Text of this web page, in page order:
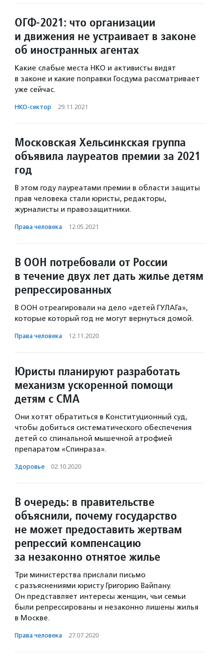
ОГФ-2021: что организации
и движения не устраивает в законе
об иностранных агентах
Какие слабые места НКО и активисты видят
в законе и какие поправки Госдума рассматривает
уже сейчас.
НКО-сектор · 29.11.2021
Московская Хельсинкская группа
объявила лауреатов премии за 2021
год
В этом году лауреатами премии в области защиты
прав человека стали юристы, редакторы,
журналисты и правозащитники.
Права человека · 12.05.2021
В ООН потребовали от России
в течение двух лет дать жилье детям
репрессированных
В ООН отреагировали на дело «детей ГУЛАГа»,
которые который год не могут вернуться домой.
Права человека · 12.11.2020
Юристы планируют разработать
механизм ускоренной помощи
детям с СМА
Они хотят обратиться в Конституционный суд,
чтобы добиться систематического обеспечения
детей со спинальной мышечной атрофией
препаратом «Спинраза».
Здоровье · 02.10.2020
В очередь: в правительстве
объяснили, почему государство
не может предоставить жертвам
репрессий компенсацию
за незаконно отнятое жилье
Три министерства прислали письмо
с разъяснениями юристу Григорию Вайпану.
Он представляет интересы женщин, чьи семьи
были репрессированы и незаконно лишены жилья
в Москве.
Права человека · 27.07.2020